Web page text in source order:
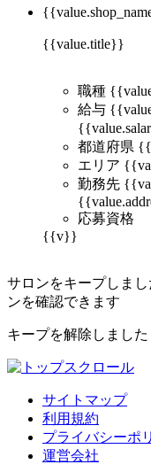
{{value.title}}
職種
給与
都道府県
エリア
勤務先
応募資格
{{v}}
サロンをキープしまし
ンを確認できます
キープを解除しました
サイトマップ
利用規約
プライバシーポ
運営会社